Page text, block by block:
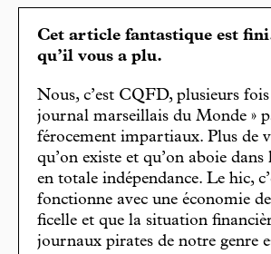
Cet article fantastique est
qu’il vous a plu.
Nous, c’est CQFD, plusieurs
journal marseillais du Monde »
férocement impartiaux. Plus de
qu’on existe et qu’on aboie dans
en totale indépendance. Le hic,
fonctionne avec une économie
ficelle et que la situation
journaux pirates de notre genre